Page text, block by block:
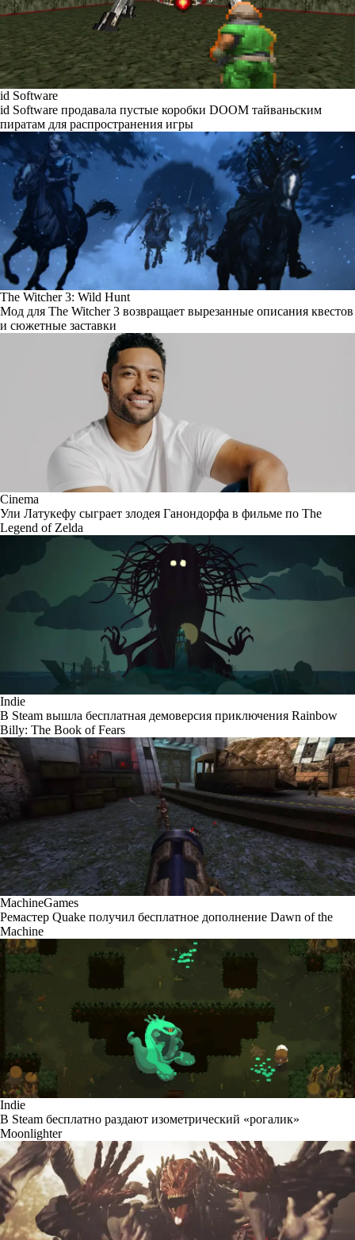
id Software
id Software продавала пустые коробки DOOM тайваньским
пиратам для распространения игры
The Witcher 3: Wild Hunt
Мод для The Witcher 3 возвращает вырезанные описания квестов
и сюжетные заставки
Cinema
Ули Латукефу сыграет злодея Ганондорфа в фильме по The
Legend of Zelda
Indie
В Steam вышла бесплатная демоверсия приключения Rainbow
Billy: The Book of Fears
MachineGames
Ремастер Quake получил бесплатное дополнение Dawn of the
Machine
Indie
В Steam бесплатно раздают изометрический «рогалик»
Moonlighter